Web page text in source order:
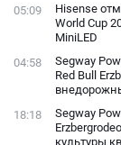
05:09
Hisense
World Cup
MiniLED
04:58
Segway
Red Bull
18:18
Segway
культуры